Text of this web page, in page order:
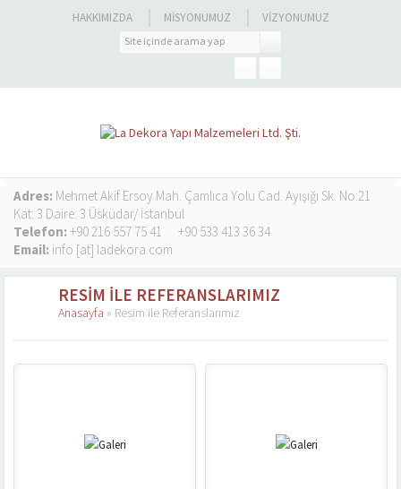
HAKKIMIZDA MISYONUMUZ VIZYONUMUZ
Adres: Mehmet Akif Ersoy Mah. Çamlıca Yolu Cad. Ayışığı Sk. No:21
Kat: 3 Daire: 3 Üsküdar/ İstanbul
Telefon: +90 216 557 75 41
+90 533 413 36 34
Email: info [at] ladekora.com
RESIM ILE REFERANSLARIMIZ
Anasayfa » Resim ile Referanslarımız